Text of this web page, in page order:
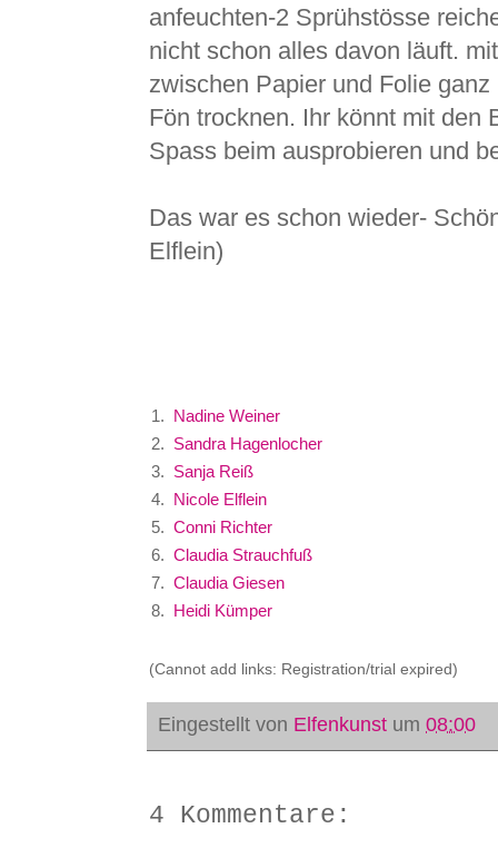
anfeuchten-2 Sprühstösse
nicht schon alles davon läuft.
zwischen Papier und Folie
Fön trocknen. Ihr könnt mit den
Spass beim ausprobieren und
Das war es schon wieder-
Elflein)
1.
Nadine Weiner
2. Sandra Hagenlocher
3. Sanja Reiß
4.
Nicole Elflein
5. Conni Richter
6. Claudia Strauchfuß
7. Claudia Giesen
8.
Heidi Kümper
(Cannot add links: Registration/trial expired)
Eingestellt von Elfenkunst um 08:00
4 Kommentare: